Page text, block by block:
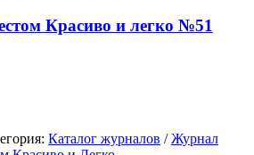
Красиво и легко №51
Каталог журналов /Журнал